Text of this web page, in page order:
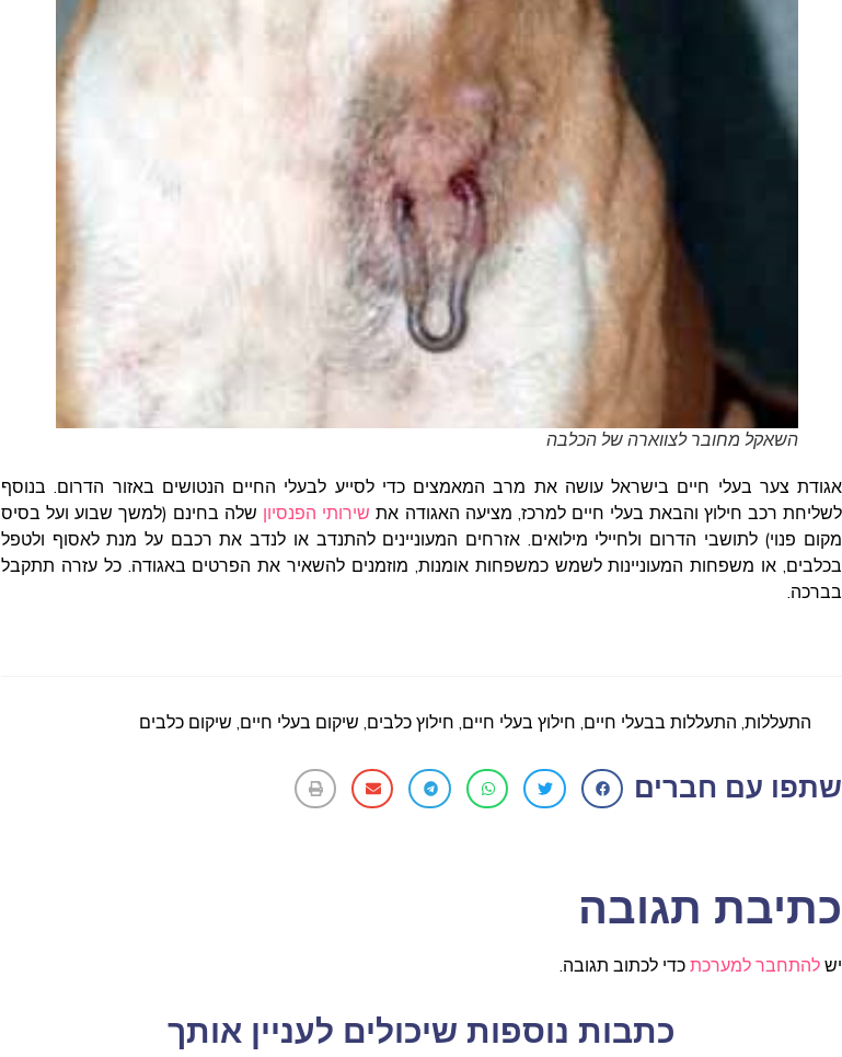
השאקל מחובר לצווארה של הכלבה
אגודת צער בעלי חיים בישראל עושה את מרב המאמצים כדי לסייע לבעלי החיים הנטושים באזור הדרום. בנוסף
לשליחת רכב חילוץ והבאת בעלי חיים למרכז, מציעה האגודה את שירותי הפנסיון שלה בחינם (למשך שבוע ועל בסיס
מקום פנוי) לתושבי הדרום ולחיילי מילואים. אזרחים המעוניינים להתנדב או לנדב את רכבם על מנת לאסוף ולטפל
בכלבים, או משפחות המעוניינות לשמש כמשפחות אומנות, מוזמנים להשאיר את הפרטים באגודה. כל עזרה תתקבל
בברכה.
התעללות, התעללות בבעלי חיים, חילוץ בעלי חיים, חילוץ כלבים, שיקום בעלי חיים, שיקום כלבים
שתפו עם חברים
כתיבת תגובה
ישלהתחבר למערכתכדי לכתוב תגובה.
כתבות נוספות שיכולים לעניין אותך